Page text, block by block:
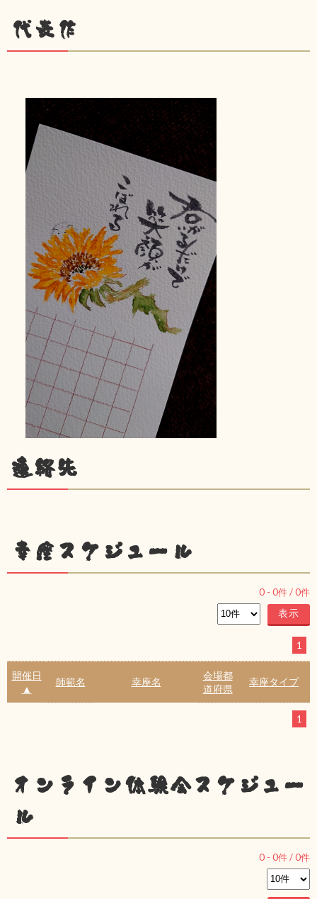
代表作
連絡先
幸座スケジュール
0 - 0件 /0件
1
開催日
▲
師範名 幸座名
会場都
道府県
幸座タイプ
1
オンライン体験会スケジュー
ル
0 - 0件 /0件